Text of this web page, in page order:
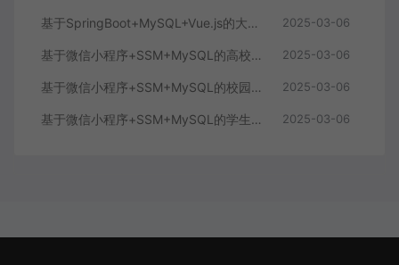
基于SpringBoot+MySQL+Vue.js的大学生平时成绩量化管理系统(附论文) 2025-03-06
基于微信小程序+SSM+MySQL的高校水电费缴费管理系统(附论文) 2025-03-06
基于微信小程序+SSM+MySQL的校园防疫系统(附论文) 2025-03-06
基于微信小程序+SSM+MySQL的学生公寓电费信息管理系统(附论文) 2025-03-06